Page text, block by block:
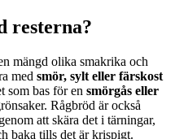
resterna?
mängd olika smakrika och
med smör, sylt eller färskost
som bas för en smörgås eller
Rågbröd är också
genom att skära det i tärningar,
baka tills det är krispigt.